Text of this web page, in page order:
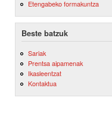
Etengabeko formakuntza
Beste batzuk
Sariak
Prentsa aipamenak
Ikasleentzat
Kontaktua